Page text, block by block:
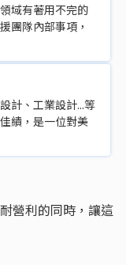
域有著用不完的
團隊內部事項，
計、工業設計...等
績，是一位對美
營利的同時，讓這